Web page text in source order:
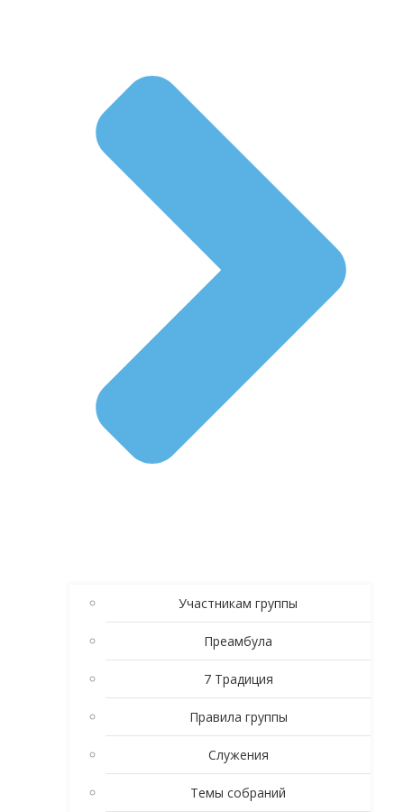
Участникам группы
Преамбула
7 Традиция
Правила группы
Служения
Темы собраний